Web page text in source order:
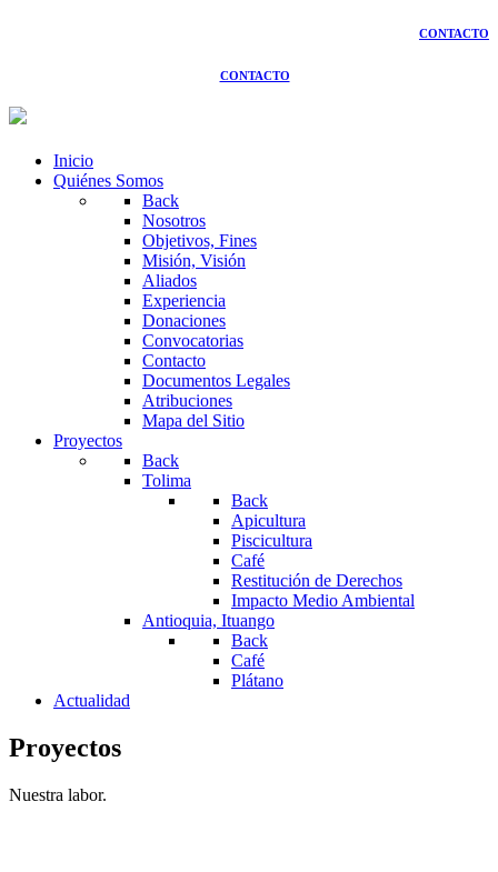
CONTACTO
CONTACTO
Inicio
Quiénes Somos
Back
Nosotros
Objetivos, Fines
Misión, Visión
Aliados
Experiencia
Donaciones
Convocatorias
Contacto
Documentos Legales
Atribuciones
Mapa del Sitio
Proyectos
Back
Tolima
Back
Apicultura
Piscicultura
Café
Restitución de Derechos
Impacto Medio Ambiental
Antioquia, Ituango
Back
Café
Plátano
Actualidad
Proyectos
Nuestra labor.